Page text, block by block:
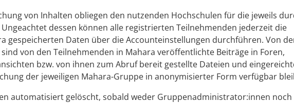
von Inhalten obliegen den nutzenden Hochschulen für die jeweils
dessen können alle registrierten Teilnehmenden jederzeit die
gespeicherten Daten über die Accounteinstellungen durchführen. Von
von den Teilnehmenden in Mahara veröffentlichte Beiträge in Foren,
bzw. von ihnen zum Abruf bereit gestellte Dateien und
der jeweiligen Mahara-Gruppe in anonymisierter Form verfügbar
automatisiert gelöscht, sobald weder Gruppenadministrator:innen noch